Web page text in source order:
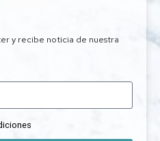
y recibe noticia de nuestra